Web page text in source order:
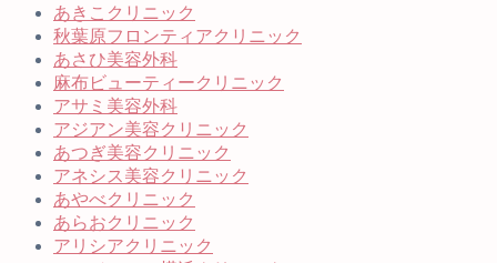
あきこクリニック
秋葉原フロンティアクリニック
あさひ美容外科
麻布ビューティークリニック
アサミ美容外科
アジアン美容クリニック
あつぎ美容クリニック
アネシス美容クリニック
あやべクリニック
あらおクリニック
アリシアクリニック